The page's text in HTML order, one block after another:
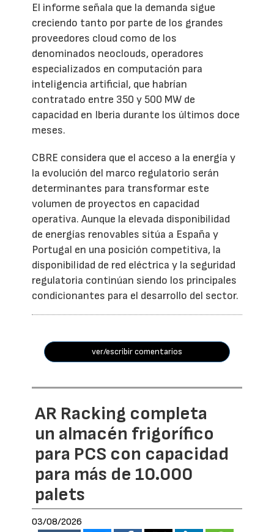
El informe señala que la demanda sigue
creciendo tanto por parte de los grandes
proveedores cloud como de los
denominados neoclouds, operadores
especializados en computación para
inteligencia artificial, que habrían
contratado entre 350 y 500 MW de
capacidad en Iberia durante los últimos doce
meses.
CBRE considera que el acceso a la energía y
la evolución del marco regulatorio serán
determinantes para transformar este
volumen de proyectos en capacidad
operativa. Aunque la elevada disponibilidad
de energías renovables sitúa a España y
Portugal en una posición competitiva, la
disponibilidad de red eléctrica y la seguridad
regulatoria continúan siendo los principales
condicionantes para el desarrollo del sector.
ver/escribir comentarios
AR Racking completa
un almacén frigorífico
para PCS con capacidad
para más de 10.000
palets
03/08/2026